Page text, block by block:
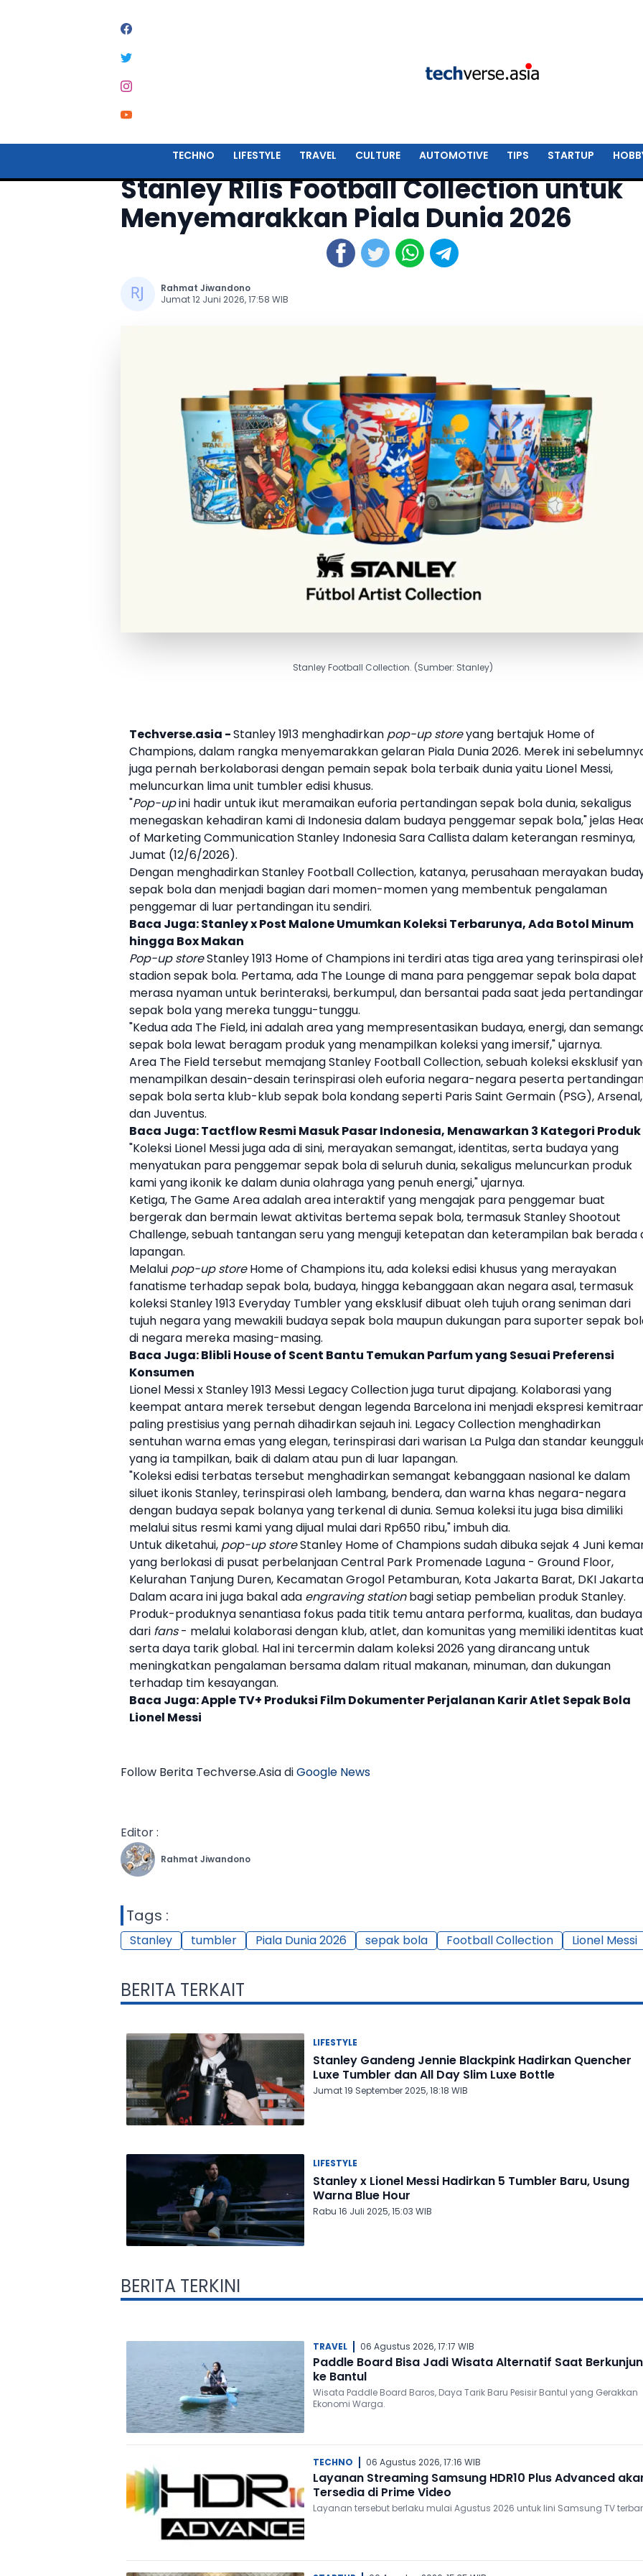
TECHNO LIFESTYLE TRAVEL CULTURE AUTOMOTIVE TIPS STARTUP
Stanley Rilis Football Collection untuk
Menyemarakkan Piala Dunia 2026
Rahmat Jiwandono
Jumat 12 Juni 2026, 17:58 WIB
Stanley Football Collection. (Sumber: Stanley)
Techverse.asia -Stanley1913 menghadirkan pop-up storeyang bertajuk Home of
Champions, dalam rangka menyemarakkan gelaran Piala Dunia 2026. Merek ini
juga pernah berkolaborasi dengan pemainsepak bola terbaik dunia yaitu Lionel Messi,
meluncurkan lima unit tumbleredisi khusus.
"Pop-upini hadir untuk ikut meramaikan euforia pertandingansepak boladunia, sekaligus
menegaskan kehadiran kami di Indonesia dalam budaya penggemarsepak bola," jelas
of Marketing CommunicationStanley Indonesia Sara Callista dalam keterangan resminya,
Jumat (12/6/2026).
Dengan menghadirkanStanley Football Collection, katanya, perusahaan merayakan
sepak boladan menjadi bagian dari momen-momen yang membentuk pengalaman
penggemar di luar pertandingan itu sendiri.
Baca Juga:Stanley x Post Malone Umumkan Koleksi Terbarunya, Ada Botol Minum
hingga Box Makan
Pop-up storeStanley1913 Home of Champions ini terdiri atas tiga area yang terinspirasi
stadionsepak bola. Pertama, ada The Lounge di mana para penggemarsepak boladapat
merasa nyaman untuk berinteraksi, berkumpul, dan bersantai pada saat jeda
sepak bolayang mereka tunggu-tunggu.
"Kedua ada The Field, ini adalah area yang mempresentasikan budaya, energi, dan
sepak bola lewat beragam produk yang menampilkan koleksi yang imersif," ujarnya.
Area The Field tersebut memajangStanley Football Collection, sebuah koleksi eksklusif
menampilkan desain-desain terinspirasi oleh euforia negara-negara peserta
sepak bolaserta klub-klubsepak bola kondang seperti Paris Saint Germain (PSG), Arsenal,
dan Juventus.
Baca Juga:Tactflow Resmi Masuk Pasar Indonesia, Menawarkan 3 Kategori Produk
"Koleksi Lionel Messijuga ada di sini, merayakan semangat, identitas, serta budaya yang
menyatukan para penggemarsepak boladi seluruh dunia, sekaligus meluncurkan produk
kami yang ikonik ke dalam dunia olahraga yang penuh energi," ujarnya.
Ketiga, The Game Area adalah area interaktif yang mengajak para penggemar buat
bergerak dan bermain lewat aktivitas bertemasepak bola, termasukStanleyShootout
Challenge, sebuah tantangan seru yang menguji ketepatan dan keterampilan bak berada
lapangan.
Melalui pop-up storeHome of Champions itu, ada koleksi edisi khusus yang merayakan
fanatisme terhadapsepak bola, budaya, hingga kebanggaan akan negara asal, termasuk
koleksiStanley1913 Everyday Tumbler yang eksklusif dibuat oleh tujuh orang seniman dari
tujuh negara yang mewakili budayasepak bola maupun dukungan para suportersepak
di negara mereka masing-masing.
Baca Juga:Blibli House of Scent Bantu Temukan Parfum yang Sesuai Preferensi
Konsumen
Lionel MessixStanley1913 Messi Legacy Collection juga turut dipajang. Kolaborasi yang
keempat antara merek tersebut dengan legenda Barcelona ini menjadi ekspresi
paling prestisius yang pernah dihadirkan sejauh ini. Legacy Collection menghadirkan
sentuhan warna emas yang elegan, terinspirasi dari warisan La Pulga dan standar
yang ia tampilkan, baik di dalam atau pun di luar lapangan.
"Koleksi edisi terbatas tersebut menghadirkan semangat kebanggaan nasional ke dalam
siluet ikonisStanley, terinspirasi oleh lambang, bendera, dan warna khas negara-negara
dengan budayasepak bolanya yang terkenal di dunia. Semua koleksi itu juga bisa dimiliki
melalui situs resmi kami yang dijual mulai dari Rp650 ribu," imbuh dia.
Untuk diketahui, pop-up storeStanley Home of Champions sudah dibuka sejak 4 Juni
yang berlokasi di pusat perbelanjaan Central Park Promenade Laguna - Ground Floor,
Kelurahan Tanjung Duren, Kecamatan Grogol Petamburan, Kota Jakarta Barat, DKI
Dalam acara ini juga bakal ada engraving stationbagi setiap pembelian produkStanley.
Produk-produknya senantiasa fokus pada titik temu antara performa, kualitas, dan budaya
dari fans- melalui kolaborasi dengan klub, atlet, dan komunitas yang memiliki identitas kuat
serta daya tarik global. Hal ini tercermin dalam koleksi 2026 yang dirancang untuk
meningkatkan pengalaman bersama dalam ritual makanan, minuman, dan dukungan
terhadap tim kesayangan.
Baca Juga:Apple TV+ Produksi Film Dokumenter Perjalanan Karir Atlet Sepak Bola
Lionel Messi
Follow Berita Techverse.Asia diGoogle News
Editor :
Rahmat Jiwandono
Tags :
Stanley tumbler Piala Dunia 2026 sepak bola Football Collection Lionel Messi
BERITA TERKAIT
LIFESTYLE
Stanley Gandeng Jennie Blackpink Hadirkan Quencher
Luxe Tumbler dan All Day Slim Luxe Bottle
Jumat 19 September 2025, 18:18 WIB
LIFESTYLE
Stanley x Lionel Messi Hadirkan 5 Tumbler Baru, Usung
Warna Blue Hour
Rabu 16 Juli 2025, 15:03 WIB
BERITA TERKINI
TRAVEL 06 Agustus 2026, 17:17 WIB
Paddle Board Bisa Jadi Wisata Alternatif Saat
ke Bantul
Wisata Paddle Board Baros, Daya Tarik Baru Pesisir Bantul yang Gerakkan
Ekonomi Warga.
TECHNO 06 Agustus 2026, 17:16 WIB
Layanan Streaming Samsung HDR10 Plus Advanced
Tersedia di Prime Video
Layanan tersebut berlaku mulai Agustus 2026 untuk lini Samsung TV